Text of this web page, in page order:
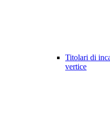
Titolari di
vertice